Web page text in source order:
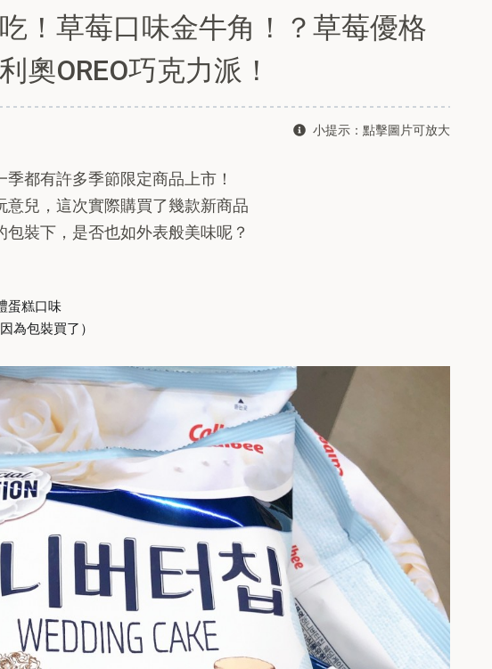
！草莓口味金牛角！？草莓優格
奧OREO巧克力派！
小提示：點擊圖片可放大
都有許多季節限定商品上市！
兒，這次實際購買了幾款新商品
裝下，是否也如外表般美味呢？
蛋糕口味
為包裝買了）